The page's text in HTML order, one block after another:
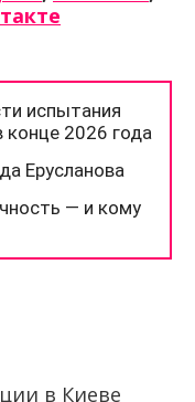
в Киеве